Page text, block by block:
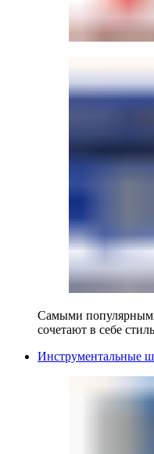
Самыми
сочетают в себе
Инструментальные